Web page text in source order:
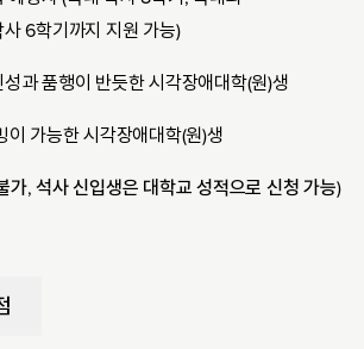
6학기까지 지원 가능)
과 품행이 반듯한 시각장애대학(원)생
가능한 시각장애대학(원)생
가,석사 신입생은 대학교 성적으로 신청 가능)